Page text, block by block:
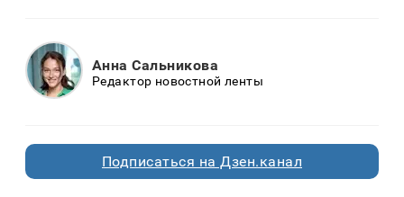
Анна Сальникова
Редактор новостной ленты
Подписаться на Дзен.канал